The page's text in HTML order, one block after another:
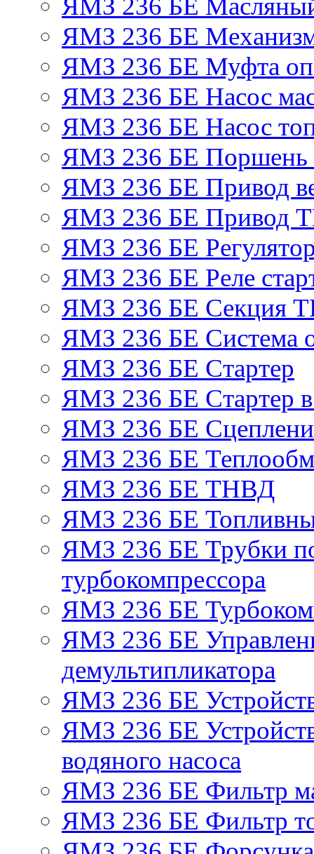
ЯМЗ 236 БЕ Масляный
ЯМЗ 236 БЕ Механизм
ЯМЗ 236 БЕ Муфта
ЯМЗ 236 БЕ Насос
ЯМЗ 236 БЕ Насос
ЯМЗ 236 БЕ Поршень
ЯМЗ 236 БЕ Привод
ЯМЗ 236 БЕ Привод
ЯМЗ 236 БЕ
ЯМЗ 236 БЕ Реле
ЯМЗ 236 БЕ Секция
ЯМЗ 236 БЕ Система
ЯМЗ 236 БЕ Стартер
ЯМЗ 236 БЕ Стартер в
ЯМЗ 236 БЕ
ЯМЗ 236 БЕ
ЯМЗ 236 БЕ ТНВД
ЯМЗ 236 БЕ
ЯМЗ 236 БЕ Трубки
турбокомпрессора
ЯМЗ 236 БЕ
ЯМЗ 236 БЕ
демультипликатора
ЯМЗ 236 БЕ
ЯМЗ 236 БЕ
водяного насоса
ЯМЗ 236 БЕ Фильтр
ЯМЗ 236 БЕ Фильтр